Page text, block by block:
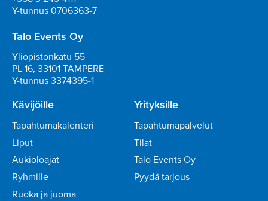
Y-tunnus 0706363-7
Talo Events Oy
Yliopistonkatu 55
PL 16, 33101 TAMPERE
Y-tunnus 3374395-1
Kävijöille
Tapahtumakalenteri
Liput
Aukioloajat
Ryhmille
Ruoka ja juoma
Yrityksille
Tapahtumapalvelut
Tilat
Talo Events Oy
Pyydä tarjous